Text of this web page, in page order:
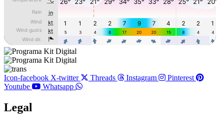
Icon-facebook X-twitter Threads Instagram
Pinterest
Youtube
Whatsapp
Legal